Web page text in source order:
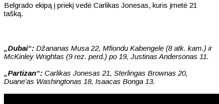
Belgrado ekipą į priekį vedė Carlikas Jonesas, kuris įmetė 21
tašką.
„Dubai“: Džananas Musa 22, Mfiondu Kabengele (8 atk. kam.) ir
McKinley Wrightas (9 rez. perd.) po 19, Justinas Andersonas 11.
„Partizan“: Carlikas Jonesas 21, Sterlingas Brownas 20,
Duane'as Washingtonas 18, Isaacas Bonga 13.